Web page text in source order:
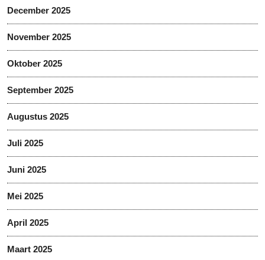
December 2025
November 2025
Oktober 2025
September 2025
Augustus 2025
Juli 2025
Juni 2025
Mei 2025
April 2025
Maart 2025